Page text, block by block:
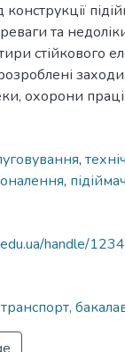
та
стійкового
охорони
,
, підіймач
handle/